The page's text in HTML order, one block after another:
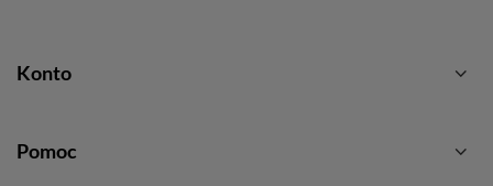
Konto
Pomoc